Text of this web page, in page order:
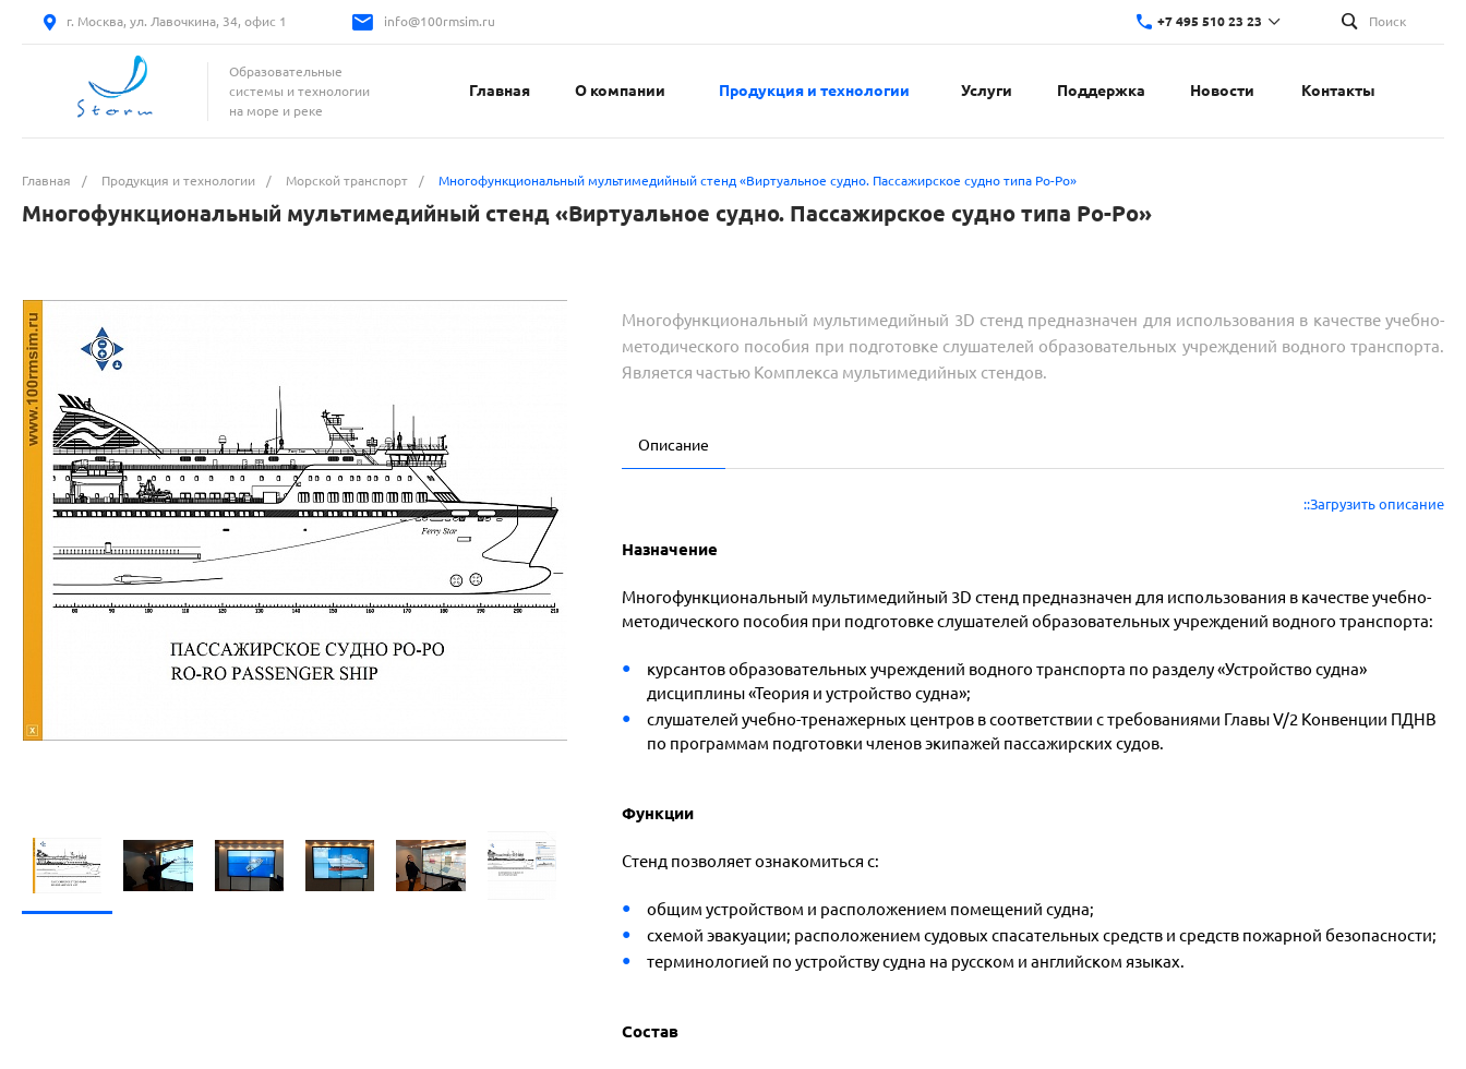
г. Москва, ул. Лавочкина, 34, офис 1 info@100rmsim.ru +7 495 510 23 23 Поиск
Образовательные
системы и технологии
на море и реке
Главная О компании Продукция и технологии Услуги Поддержка Новости Контакты
Главная / Продукция и технологии / Морской транспорт / Многофункциональный мультимедийный стенд «Виртуальное судно. Пассажирское судно типа Ро-Ро»
Многофункциональный мультимедийный стенд «Виртуальное судно. Пассажирское судно типа Ро-Ро»
Многофункциональный мультимедийный 3D стенд предназначен для использования в качестве учебно-
методического пособия при подготовке слушателей образовательных учреждений водного транспорта.
Является частью Комплекса мультимедийных стендов.
Описание
::Загрузить описание
Назначение
Многофункциональный мультимедийный 3D стенд предназначен для использования в качестве учебно-
методического пособия при подготовке слушателей образовательных учреждений водного транспорта:
курсантов образовательных учреждений водного транспорта по разделу «Устройство судна»
дисциплины «Теория и устройство судна»;
слушателей учебно-тренажерных центров в соответствии с требованиями Главы V/2 Конвенции ПДНВ
по программам подготовки членов экипажей пассажирских судов.
Функции
Стенд позволяет ознакомиться с:
общим устройством и расположением помещений судна;
схемой эвакуации; расположением судовых спасательных средств и средств пожарной безопасности;
терминологией по устройству судна на русском и английском языках.
Состав